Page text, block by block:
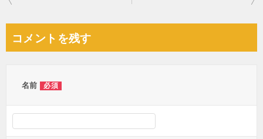
ビ
コメントを残す
名前 必須